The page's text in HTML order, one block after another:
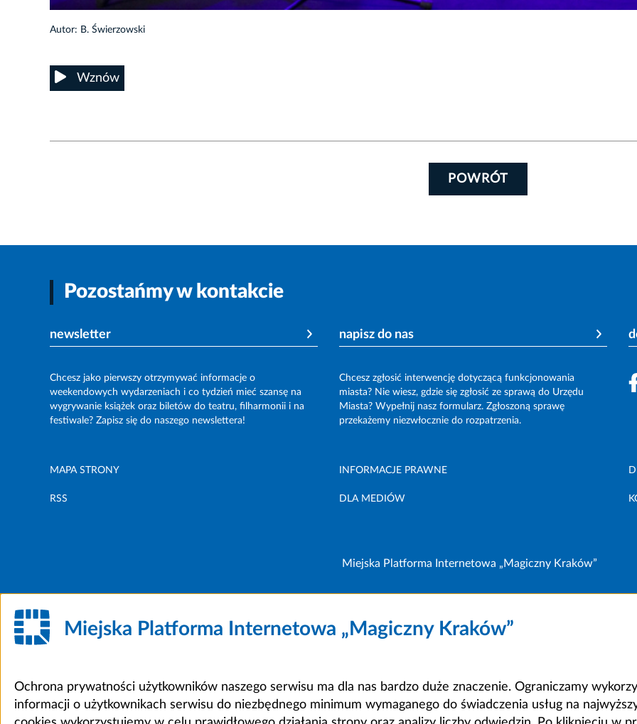
Autor: B. Świerzowski
Wznów
POWRÓT
Pozostańmy w kontakcie
newsletter
Chcesz jako pierwszy otrzymywać informacje o
weekendowych wydarzeniach i co tydzień mieć szansę na
wygrywanie książek oraz biletów do teatru, filharmonii i na
festiwale? Zapisz się do naszego newslettera!
napisz do nas
Chcesz zgłosić interwencję dotyczącą funkcjonowania
miasta? Nie wiesz, gdzie się zgłosić ze sprawą do Urzędu
Miasta? Wypełnij nasz formularz. Zgłoszoną sprawę
przekażemy niezwłocznie do rozpatrzenia.
MAPA STRONY INFORMACJE PRAWNE
RSS DLA MEDIÓW
Miejska Platforma Internetowa „Magiczny Kraków”
Miejska Platforma Internetowa „Magiczny Kraków”
Ochrona prywatności użytkowników naszego serwisu ma dla nas bardzo duże znaczenie. Ograniczamy
informacji o użytkownikach serwisu do niezbędnego minimum wymaganego do świadczenia usług na